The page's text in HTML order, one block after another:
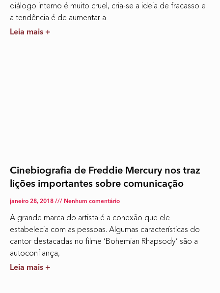
diálogo interno é muito cruel, cria-se a ideia de fracasso e
a tendência é de aumentar a
Leia mais +
Cinebiografia de Freddie Mercury nos traz
lições importantes sobre comunicação
janeiro 28, 2018 Nenhum comentário
A grande marca do artista é a conexão que ele
estabelecia com as pessoas. Algumas características do
cantor destacadas no filme ‘Bohemian Rhapsody’ são a
autoconfiança,
Leia mais +